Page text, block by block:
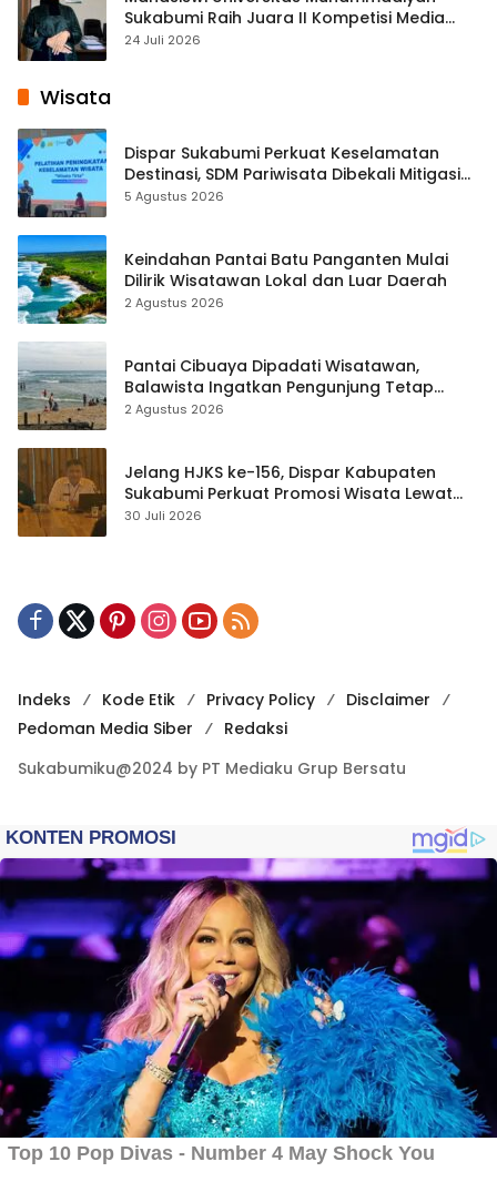
Sukabumi Raih Juara II Kompetisi Media
Pembelajaran Digital Tingkat Internasional
24 Juli 2026
Wisata
Dispar Sukabumi Perkuat Keselamatan
Destinasi, SDM Pariwisata Dibekali Mitigasi
hingga Teknik Evakuasi
5 Agustus 2026
Keindahan Pantai Batu Panganten Mulai
Dilirik Wisatawan Lokal dan Luar Daerah
2 Agustus 2026
Pantai Cibuaya Dipadati Wisatawan,
Balawista Ingatkan Pengunjung Tetap
Waspada
2 Agustus 2026
Jelang HJKS ke-156, Dispar Kabupaten
Sukabumi Perkuat Promosi Wisata Lewat
Publikasi Digital
30 Juli 2026
Indeks Kode Etik Privacy Policy
Disclaimer
Pedoman Media Siber
Redaksi
Sukabumiku@2024 by PT Mediaku Grup Bersatu